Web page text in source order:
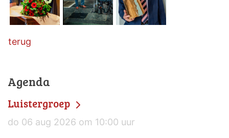
terug
Agenda
Luistergroep
do 06 aug 2026 om 10:00 uur